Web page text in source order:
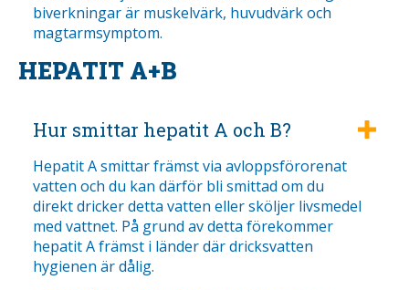
biverkningar är muskelvärk, huvudvärk och
magtarmsymptom.
HEPATIT A+B
Hur smittar hepatit A och B?
Hepatit A smittar främst via avloppsförorenat
vatten och du kan därför bli smittad om du
direkt dricker detta vatten eller sköljer livsmedel
med vattnet. På grund av detta förekommer
hepatit A främst i länder där dricksvatten
hygienen är dålig.